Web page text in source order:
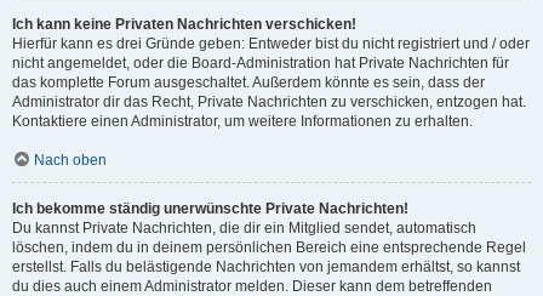
Ich kann keine Privaten Nachrichten verschicken!
Hierfür kann es drei Gründe geben: Entweder bist du nicht registriert und / oder
nicht angemeldet, oder die Board-Administration hat Private Nachrichten für
das komplette Forum ausgeschaltet. Außerdem könnte es sein, dass der
Administrator dir das Recht, Private Nachrichten zu verschicken, entzogen hat.
Kontaktiere einen Administrator, um weitere Informationen zu erhalten.
Nach oben
Ich bekomme ständig unerwünschte Private Nachrichten!
Du kannst Private Nachrichten, die dir ein Mitglied sendet, automatisch
löschen, indem du in deinem persönlichen Bereich eine entsprechende Regel
erstellst. Falls du belästigende Nachrichten von jemandem erhältst, so kannst
du dies auch einem Administrator melden. Dieser kann dem betreffenden